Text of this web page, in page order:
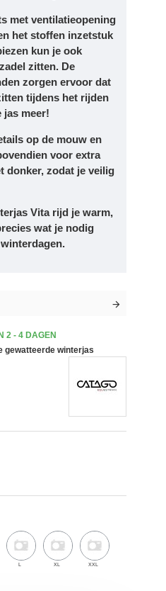
met ventilatieopening
het stoffen inzetstuk
kun je ook
zitten. De
zorgen ervoor dat
tijdens het rijden
jas meer!
op de mouw en
voor extra
donker, zodat je veilig
Vitarijd je warm,
wat je nodig
2 - 4 DAGEN
gewatteerde winterjas
L XL XXL